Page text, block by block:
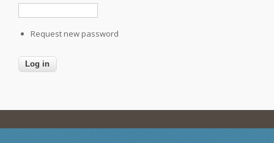
Request new password